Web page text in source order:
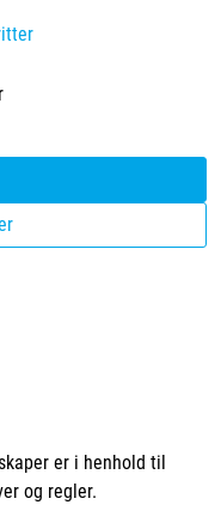
er i henhold til
og regler.